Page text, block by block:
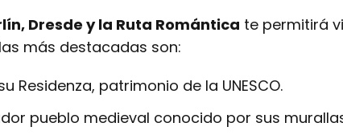
Dresde y la Ruta Romántica te permitirá
más destacadas son:
Residenza, patrimonio de la UNESCO.
pueblo medieval conocido por sus